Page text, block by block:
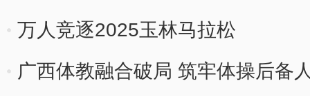
万人竞逐2025玉林马拉松
广西体教融合破局 筑牢体操后备